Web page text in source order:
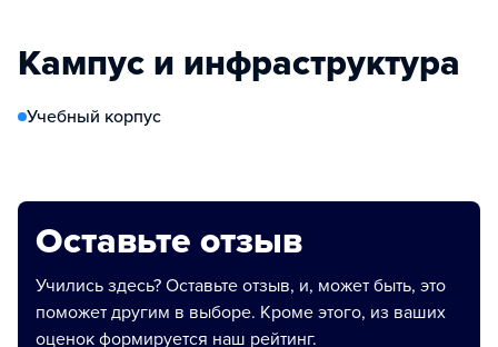
Кампус и инфраструктура
Учебный корпус
Оставьте отзыв
Учились здесь? Оставьте отзыв, и, может быть, это
поможет другим в выборе. Кроме этого, из ваших
оценок формируется наш рейтинг.